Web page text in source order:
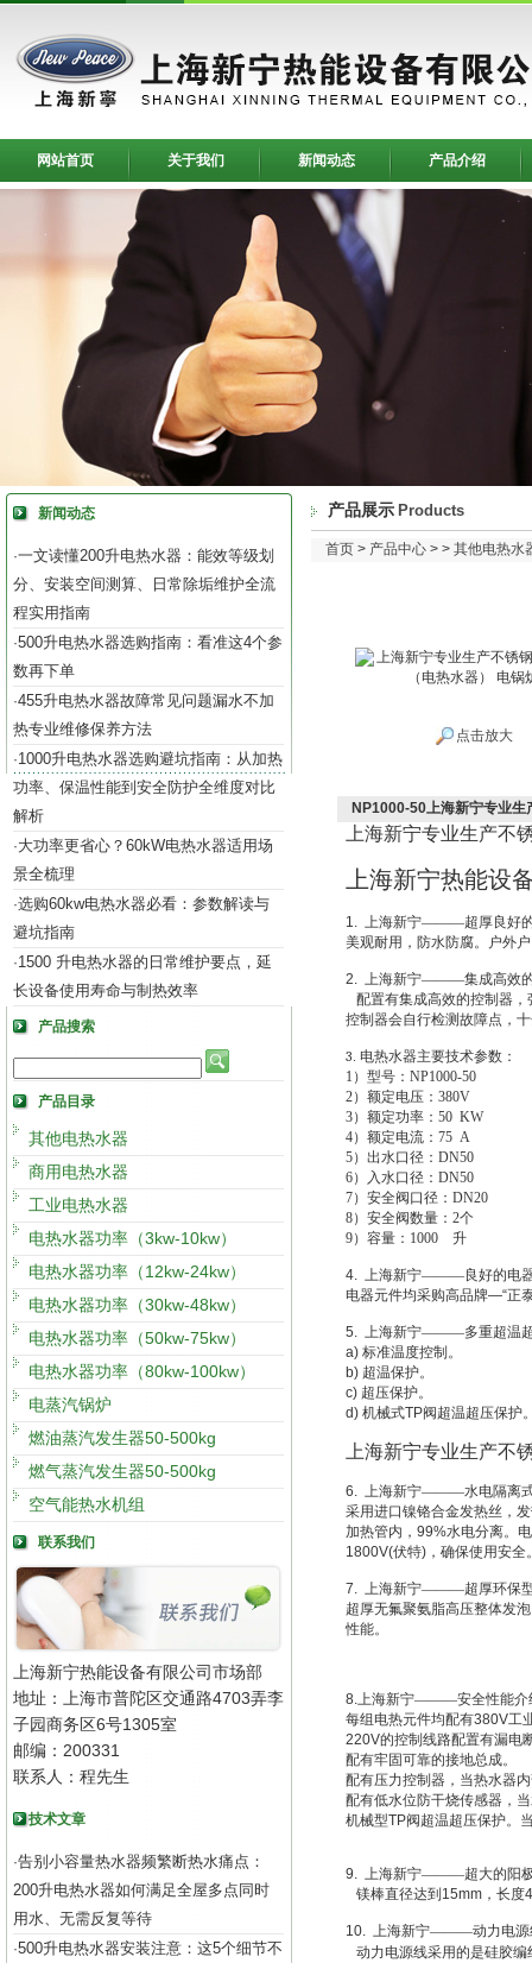
网站首页 关于我们 新闻动态 产品介绍
新闻动态
·一文读懂200升电热水器：能效等级划
分、安装空间测算、日常除垢维护全流
程实用指南
·500升电热水器选购指南：看准这4个参
数再下单
·455升电热水器故障常见问题漏水不加
热专业维修保养方法
·1000升电热水器选购避坑指南：从加热
功率、保温性能到安全防护全维度对比
解析
·大功率更省心？60kW电热水器适用场
景全梳理
·选购60kw电热水器必看：参数解读与
避坑指南
·1500 升电热水器的日常维护要点，延
长设备使用寿命与制热效率
产品搜索
产品目录
其他电热水器
商用电热水器
工业电热水器
电热水器功率（3kw-10kw）
电热水器功率（12kw-24kw）
电热水器功率（30kw-48kw）
电热水器功率（50kw-75kw）
电热水器功率（80kw-100kw）
电蒸汽锅炉
燃油蒸汽发生器50-500kg
燃气蒸汽发生器50-500kg
空气能热水机组
联系我们
上海新宁热能设备有限公司市场部
地址：上海市普陀区交通路4703弄李
子园商务区6号1305室
邮编：200331
联系人：程先生
技术文章
·告别小容量热水器频繁断热水痛点：
200升电热水器如何满足全屋多点同时
用水、无需反复等待
·500升电热水器安装注意：这5个细节不
产品展示 Products
首页 > 产品中心 > > 其他电热水
点击放大
NP1000-50上海新宁专业
上海新宁专业生产不
上海新宁热能设
1. 上海新宁———超厚良好
美观耐用，防水防腐。户外
2. 上海新宁———集成高效
配置有集成高效的控制器
控制器会自行检测故障点，
3. 电热水器主要技术参数：
1 ）型号：NP1000-50
2）额定电压：380V
3）额定功率：50 KW
4）额定电流：75 A
5）出水口径：DN50
6）入水口径：DN50
7）安全阀口径：DN20
8）安全阀数量：2个
9）容量：1000 升
4. 上海新宁———良好的电
电器元件均采购高品牌—“正
5. 上海新宁———多重超温
a) 标准温度控制。
b) 超温保护。
c) 超压保护。
d) 机械式TP阀超温超压保护
上海新宁专业生产不
6. 上海新宁———水电隔离
采用进口镍铬合金发热丝，
加热管内， 99%水电分离。
1800V(伏特) ，确保使用安全
7. 上海新宁———超厚环保型
超厚无氟聚氨脂高压整体发
性能。
8.上海新宁———安全性能介
每组电热元件均配有380V工
220V的控制线路配置有漏电
配有牢固可靠的接地总成。
配有压力控制器，当热水器
配有低水位防干烧传感器，
机械型TP阀超温超压保护。
9. 上海新宁———超大的阳
镁棒直径达到 15mm ，长度
10. 上海新宁———动力电源
动力电源线采用的是硅胶